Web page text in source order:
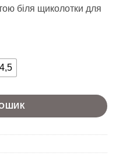
біля щиколотки для